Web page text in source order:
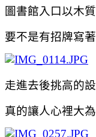
圖書館入口以木
要不是有招牌寫
走進去後挑高的
真的讓人心裡大